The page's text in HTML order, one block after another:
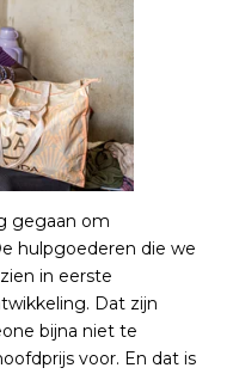
gegaan om
hulpgoederen die we
in eerste
Dat zijn
bijna niet te
voor. En dat is